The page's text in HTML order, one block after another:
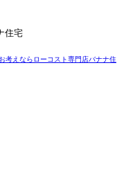
住宅
考えならローコスト専門店バナナ住